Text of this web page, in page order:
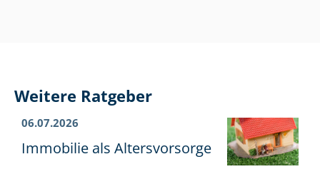
Weitere Ratgeber
06.07.2026
Immobilie als Altersvorsorge